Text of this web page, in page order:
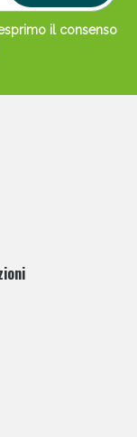
il consenso